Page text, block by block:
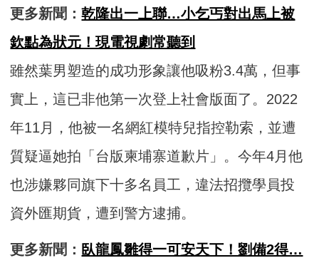
更多新聞：乾隆出一上聯…小乞丐對出馬上被
欽點為狀元！現電視劇常聽到
雖然葉男塑造的成功形象讓他吸粉3.4萬，但事
實上，這已非他第一次登上社會版面了。2022
年11月，他被一名網紅模特兒指控勒索，並遭
質疑逼她拍「台版柬埔寨道歉片」。今年4月他
也涉嫌夥同旗下十多名員工，違法招攬學員投
資外匯期貨，遭到警方逮捕。
更多新聞： 臥龍鳳雛得一可安天下！劉備2得…